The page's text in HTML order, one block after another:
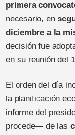
primera
necesario, en
diciembre a la
decisión fue
en su reunión del
El orden del día
la planificación
informe del
procede— de las